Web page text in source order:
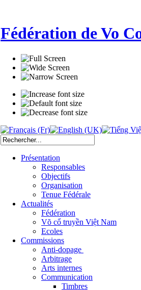
Fédération de Vo
Présentation
Responsables
Objectifs
Organisation
Tenue Fédérale
Actualités
Fédération
Võ cổ truyền Việt Nam
Ecoles
Commissions
Anti-dopage
Arbitrage
Communication
Timbres